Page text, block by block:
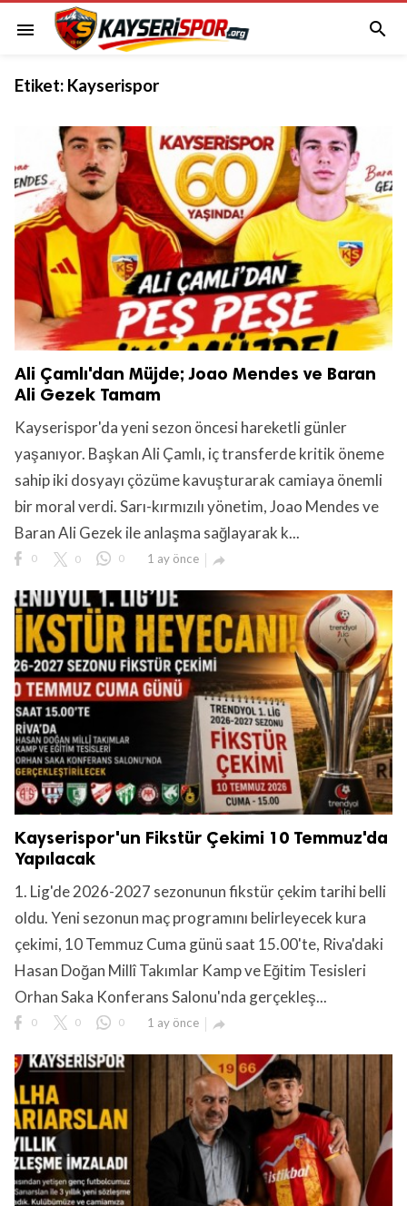
menu 
Etiket: Kayserispor
Ali Çamlı'dan Müjde; Joao Mendes ve Baran
Ali Gezek Tamam
Kayserispor'da yeni sezon öncesi hareketli günler
yaşanıyor. Başkan Ali Çamlı, iç transferde kritik öneme
sahip iki dosyayı çözüme kavuşturarak camiaya önemli
bir moral verdi. Sarı-kırmızılı yönetim, Joao Mendes ve
Baran Ali Gezek ile anlaşma sağlayarak k...
0 0 0 1 ay önce 
Kayserispor'un Fikstür Çekimi 10 Temmuz'da
Yapılacak
1. Lig'de 2026-2027 sezonunun fikstür çekim tarihi belli
oldu. Yeni sezonun maç programını belirleyecek kura
çekimi, 10 Temmuz Cuma günü saat 15.00'te, Riva'daki
Hasan Doğan Millî Takımlar Kamp ve Eğitim Tesisleri
Orhan Saka Konferans Salonu'nda gerçekleş...
0 0 0 1 ay önce 